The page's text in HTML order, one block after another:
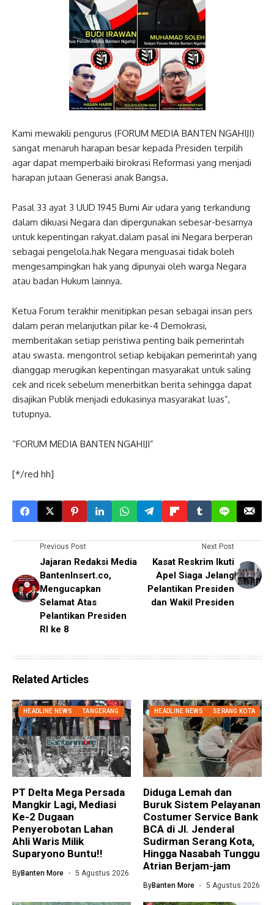
Kami mewakili pengurus (FORUM MEDIA BANTEN NGAHIJI)
sangat menaruh harapan besar kepada Presiden terpilih
agar dapat memperbaiki birokrasi Reformasi yang menjadi
harapan jutaan Generasi anak Bangsa.
Pasal 33 ayat 3 UUD 1945 Bumi Air udara yang terkandung
dalam dikuasi Negara dan dipergunakan sebesar-besarnya
untuk kepentingan rakyat.dalam pasal ini Negara berperan
sebagai pengelola.hak Negara menguasai tidak boleh
mengesampingkan hak yang dipunyai oleh warga Negara
atau badan Hukum lainnya.
Ketua Forum terakhir menitipkan pesan sebagai insan pers
dalam peran melanjutkan pilar ke-4 Demokrasi,
memberitakan setiap peristiwa penting baik pemerintah
atau swasta. mengontrol setiap kebijakan pemerintah yang
dianggap merugikan kepentingan masyarakat untuk saling
cek and ricek sebelum menerbitkan berita sehingga dapat
disajikan Publik menjadi edukasinya masyarakat luas”,
tutupnya.
“FORUM MEDIA BANTEN NGAHIJI”
[*/red hh]
Previous Post
Jajaran Redaksi Media
BantenInsert.co,
Mengucapkan
Selamat Atas
Pelantikan Presiden
RI ke 8
Next Post
Kasat Reskrim Ikuti
Apel Siaga Jelang
Pelantikan Presiden
dan Wakil Presiden
Related Articles
HEADLINE NEWS TANGERANG
PT Delta Mega Persada
Mangkir Lagi, Mediasi
Ke-2 Dugaan
Penyerobotan Lahan
Ahli Waris Milik
Suparyono Buntu!!
ByBanten More 5 Agustus 2026
HEADLINE NEWS SERANG KOTA
Diduga Lemah dan
Buruk Sistem Pelayanan
Costumer Service Bank
BCA di Jl. Jenderal
Sudirman Serang Kota,
Hingga Nasabah Tunggu
Atrian Berjam-jam
ByBanten More 5 Agustus 2026